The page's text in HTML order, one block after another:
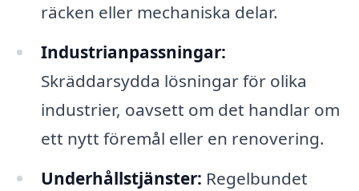
räcken eller mechaniska delar.
Industrianpassningar:
Skräddarsydda lösningar för olika
industrier, oavsett om det handlar om
ett nytt föremål eller en renovering.
Underhållstjänster: Regelbundet